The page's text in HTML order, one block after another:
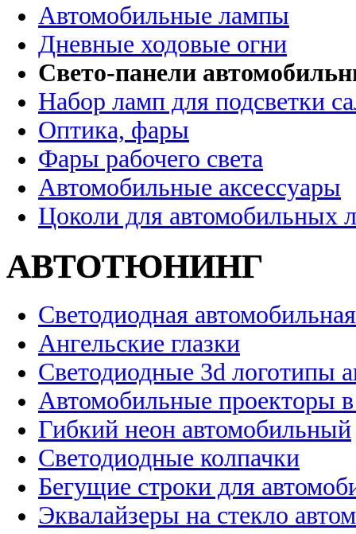
Автомобильные лампы
Дневные ходовые огни
Свето-панели
Набор ламп для подсветки
Оптика, фары
Фары рабочего света
Автомобильные аксессуары
Цоколи для автомобильных
АВТОТЮНИНГ
Светодиодная
Ангельские глазки
Светодиодные 3d логотипы
Автомобильные проекторы
Гибкий неон автомобильный
Светодиодные колпачки
Бегущие строки для
Эквалайзеры на стекло